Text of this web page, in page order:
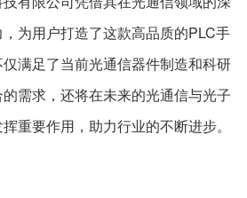
为用户打造了这款高品质的PLC手
满足了当前光通信器件制造和科研
需求，还将在未来的光通信与光子
重要作用，助力行业的不断进步。